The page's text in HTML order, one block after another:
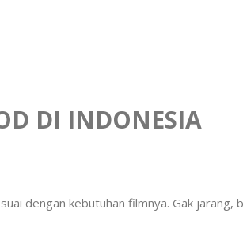
DI INDONESIA
dengan kebutuhan filmnya. Gak